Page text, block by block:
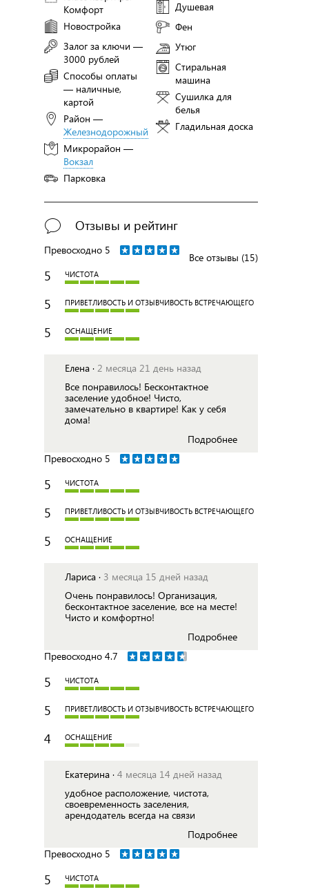
Комфорт
Новостройка
Залог за ключи —
3000 рублей
Способы оплаты
— наличные,
картой
Район —
Железнодорожный
Микрорайон —
Вокзал
Парковка
Душевая
Фен
Утюг
Стиральная
машина
Сушилка для
белья
Гладильная доска
Отзывы и рейтинг
Все отзывы (15)
Превосходно 5
5 ЧИСТОТА
5 ПРИВЕТЛИВОСТЬ И ОТЗЫВЧИВОСТЬ ВСТРЕЧАЮЩЕГО
5 ОСНАЩЕНИЕ
Елена · 2 месяца 21 день назад
Все понравилось! Бесконтактное
заселение удобное! Чисто,
замечательно в квартире! Как у себя
дома!
Подробнее
Превосходно 5
5 ЧИСТОТА
5 ПРИВЕТЛИВОСТЬ И ОТЗЫВЧИВОСТЬ ВСТРЕЧАЮЩЕГО
5 ОСНАЩЕНИЕ
Лариса · 3 месяца 15 дней назад
Очень понравилось! Организация,
бесконтактное заселение, все на месте!
Чисто и комфортно!
Подробнее
Превосходно 4.7
5 ЧИСТОТА
5 ПРИВЕТЛИВОСТЬ И ОТЗЫВЧИВОСТЬ ВСТРЕЧАЮЩЕГО
4 ОСНАЩЕНИЕ
Екатерина · 4 месяца 14 дней назад
удобное расположение, чистота,
своевременность заселения,
арендодатель всегда на связи
Подробнее
Превосходно 5
5 ЧИСТОТА